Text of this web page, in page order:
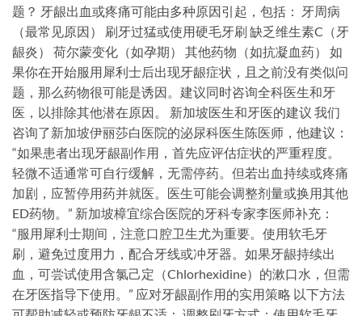
题？ 牙龈出血或疼痛可能由多种原因引起，包括： 牙周病
（最常见原因） 刷牙过猛或使用硬毛牙刷 缺乏维生素C（牙
龈炎） 荷尔蒙变化（如孕期） 其他药物（如抗凝血药） 如
果你在开始服用犀利士后出现牙龈症状，且之前没有类似问
题，那么药物很可能是诱因。建议同时咨询全科医生和牙
医，以排除其他潜在原因。 新加坡医生和牙医的建议 我们
咨询了新加坡伊丽莎白医院的泌尿科医生陈医师，他建议：
“如果患者出现牙龈副作用，首先应评估症状的严重程度。
轻微不适通常可自行缓解，无需停药。但若出血持续或疼痛
加剧，应暂停用药并就医。医生可能会调整剂量或换用其他
ED药物。” 新加坡樟宜综合医院的牙科专家李医师补充：
“服用犀利士期间，注意口腔卫生尤为重要。使用软毛牙
刷，避免过度用力，配合牙线或冲牙器。如果牙龈持续出
血，可尝试使用含氯己定（Chlorhexidine）的漱口水，但需
在牙医指导下使用。” 应对牙龈副作用的实用策略 以下方法